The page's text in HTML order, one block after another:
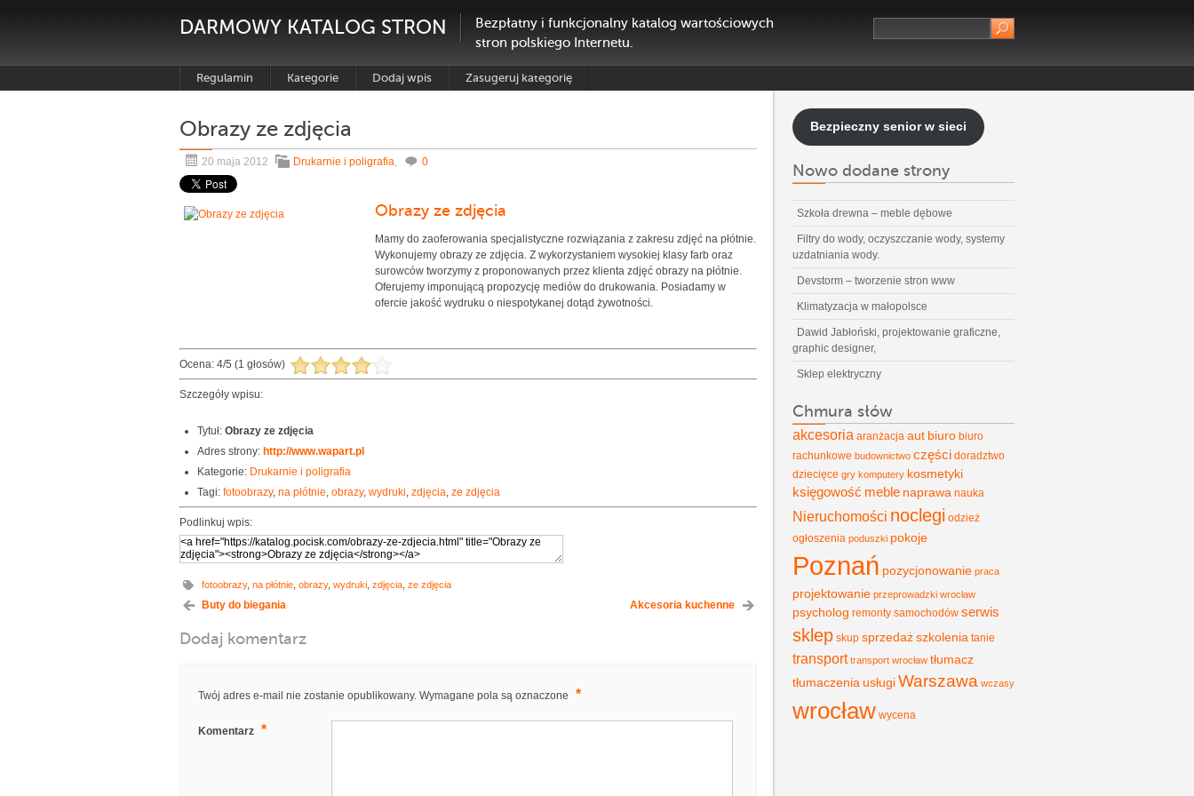
DARMOWY KATALOG STRON
Bezpłatny i funkcjonalny katalog wartościowych
stron polskiego Internetu.
Regulamin Kategorie Dodaj wpis Zasugeruj kategorię
Obrazy ze zdjęcia
20 maja 2012 Drukarnie i poligrafia, 0
Obrazy ze zdjęcia
Mamy do zaoferowania specjalistyczne rozwiązania z zakresu zdjęć na płótnie.
Wykonujemy obrazy ze zdjęcia. Z wykorzystaniem wysokiej klasy farb oraz
surowców tworzymy z proponowanych przez klienta zdjęć obrazy na płótnie.
Oferujemy imponującą propozycję mediów do drukowania. Posiadamy w
ofercie jakość wydruku o niespotykanej dotąd żywotności.
Ocena: 4/5 (1 głosów)
Szczegóły wpisu:
Tytuł: Obrazy ze zdjęcia
Adres strony: http://www.wapart.pl
Kategorie: Drukarnie i poligrafia
Tagi: fotoobrazy, na płótnie, obrazy, wydruki, zdjęcia, ze zdjęcia
Podlinkuj wpis:
fotoobrazy, na płótnie obrazy, wydruki zdjęcia ze zdjęcia
Buty do biegania Akcesoria kuchenne
Dodaj komentarz
Twój adres e-mail nie zostanie opublikowany. Wymagane pola są oznaczone *
Komentarz *
Bezpieczny senior w sieci
Nowo dodane strony
Szkoła drewna – meble dębowe
Filtry do wody, oczyszczanie wody, systemy
uzdatniania wody.
Devstorm – tworzenie stron www
Klimatyzacja w małopolsce
Dawid Jabłoński, projektowanie graficzne,
graphic designer,
Sklep elektryczny
Chmura słów
akcesoria aranżacja aut biuro biuro
rachunkowe budownictwo części doradztwo
dziecięce gry komputery kosmetyki
księgowość meble naprawa nauka
Nieruchomości noclegi odzież
ogłoszenia poduszki pokoje
Poznań pozycjonowanie praca
projektowanie przeprowadzki wrocław
psycholog remonty samochodów serwis
sklep skup sprzedaższkolenia tanie
transport transport wrocław tłumacz
tłumaczenia usługiWarszawa wczasy
wrocław wycena